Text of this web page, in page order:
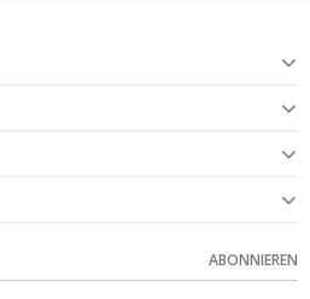
ABONNIEREN